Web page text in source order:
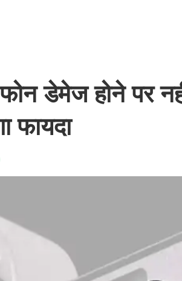
डेमेज होने पर नहीं
फायदा